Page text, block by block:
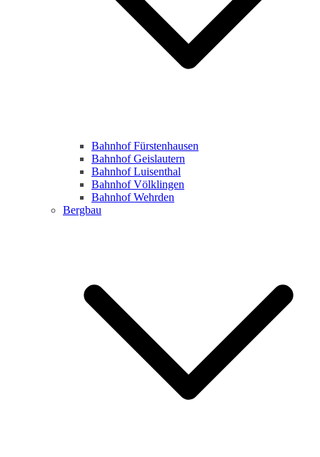
Bahnhof Fürstenhausen
Bahnhof Geislautern
Bahnhof Luisenthal
Bahnhof Völklingen
Bahnhof Wehrden
Bergbau